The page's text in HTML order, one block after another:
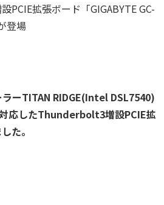
PCIE拡張ボード「GIGABYTE GC-
登場
ーTITAN RIDGE(Intel DSL7540)
応したThunderbolt3増設PCIE拡
た。